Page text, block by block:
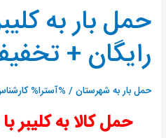
حمل بار به
رایگان +
حمل بار به شهرستان/ %آسترا%
حمل کالا به کلیبر
حمل
بار
کلیبر
مشاوره
رایگان